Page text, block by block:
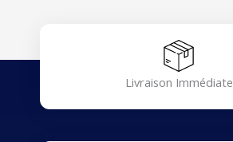
Livraison Immédiate